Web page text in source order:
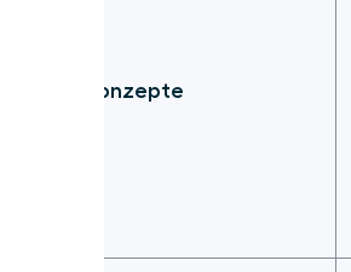
Kernkonzepte